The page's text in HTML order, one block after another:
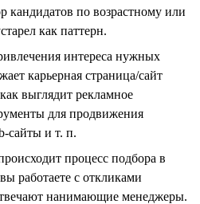
по возрастному или
как паттерн.
интереса нужных
карьерная страница/сайт
выглядит рекламное
для продвижения
сайты и т. п.
процесс подбора в
работаете с откликами
нанимающие менеджеры.